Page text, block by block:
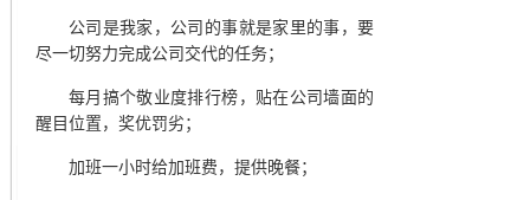
公司是我家，公司的事就是家里的事，要
尽一切努力完成公司交代的任务；
每月搞个敬业度排行榜，贴在公司墙面的
醒目位置，奖优罚劣；
加班一小时给加班费，提供晚餐；